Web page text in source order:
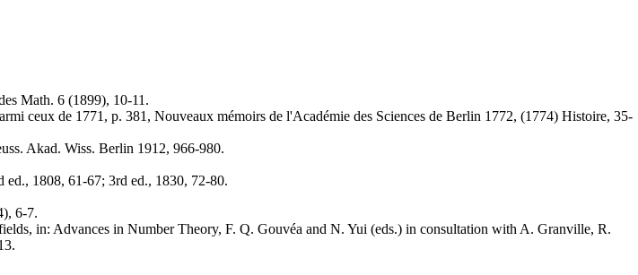
Math. 6 (1899), 10-11.
ceux de 1771, p. 381, Nouveaux mémoirs de l'Académie des Sciences de Berlin 1772, (1774) Histoire, 35-
Akad. Wiss. Berlin 1912, 966-980.
1808, 61-67; 3rd ed., 1830, 72-80.
6-7.
in: Advances in Number Theory, F. Q. Gouvéa and N. Yui (eds.) in consultation with A. Granville, R.